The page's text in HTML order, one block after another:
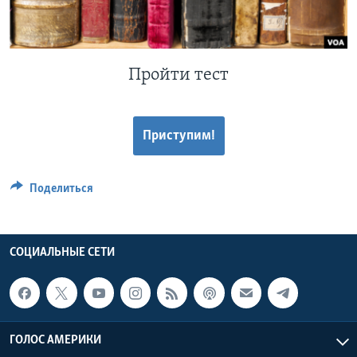
Learning English
Пройти тест
Приступим!
Поделиться
СОЦИАЛЬНЫЕ СЕТИ
ГОЛОС АМЕРИКИ